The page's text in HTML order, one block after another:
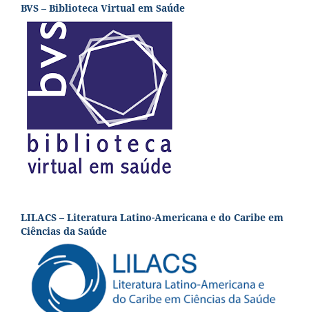
BVS – Biblioteca Virtual em Saúde
LILACS – Literatura Latino-Americana e do Caribe em
Ciências da Saúde